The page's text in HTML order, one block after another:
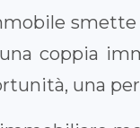
coppia
una